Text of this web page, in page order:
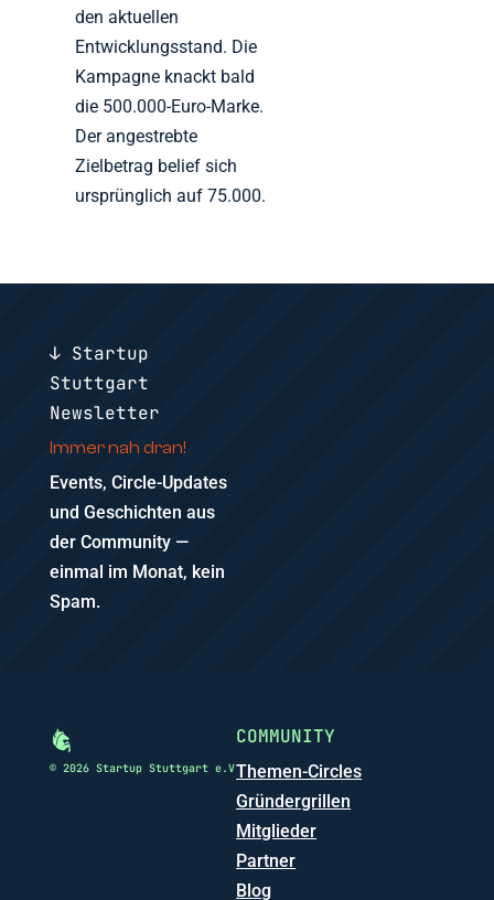
den aktuellen
Entwicklungsstand. Die
Kampagne knackt bald
die 500.000-Euro-Marke.
Der angestrebte
Zielbetrag belief sich
ursprünglich auf 75.000.
↓ Startup
Stuttgart
Newsletter
Immer nah dran!
Events, Circle-Updates
und Geschichten aus
der Community —
einmal im Monat, kein
Spam.
© 2026 Startup Stuttgart e.V
COMMUNITY
Themen-Circles
Gründergrillen
Mitglieder
Partner
Blog